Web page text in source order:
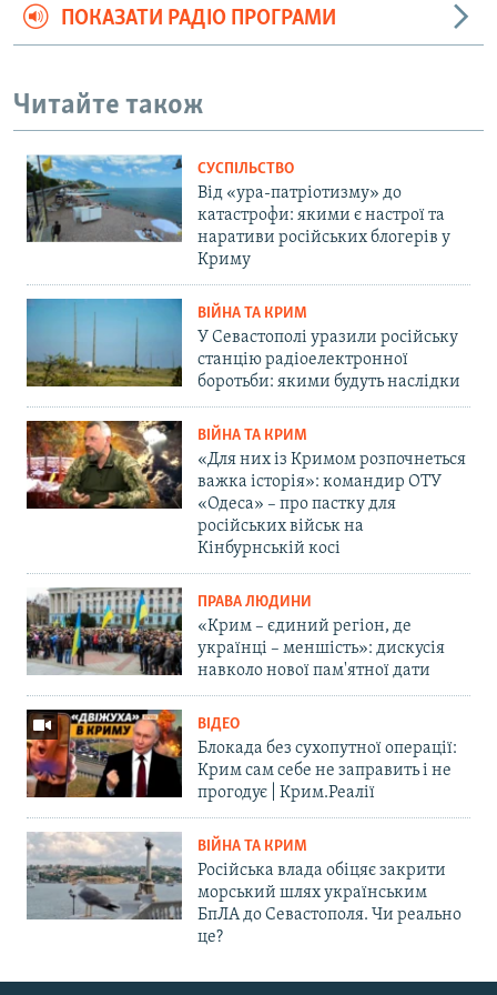
ПОКАЗАТИ РАДІО ПРОГРАМИ
Читайте також
СУСПІЛЬСТВО
Від «ура-патріотизму» до
катастрофи: якими є настрої та
наративи російських блогерів у
Криму
ВІЙНА ТА КРИМ
У Севастополі уразили російську
станцію радіоелектронної
боротьби: якими будуть наслідки
ВІЙНА ТА КРИМ
«Для них із Кримом розпочнеться
важка історія»: командир ОТУ
«Одеса» – про пастку для
російських військ на
Кінбурнській косі
ПРАВА ЛЮДИНИ
«Крим – єдиний регіон, де
українці – меншість»: дискусія
навколо нової пам'ятної дати
ВІДЕО
Блокада без сухопутної операції:
Крим сам себе не заправить і не
прогодує | Крим.Реалії
ВІЙНА ТА КРИМ
Російська влада обіцяє закрити
морський шлях українським
БпЛА до Севастополя. Чи реально
це?